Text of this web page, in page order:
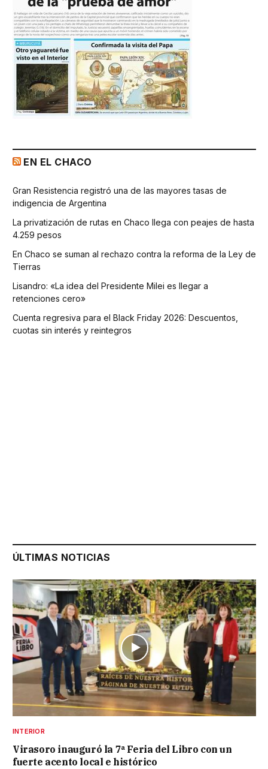
EN EL CHACO
Gran Resistencia registró una de las mayores tasas de
indigencia de Argentina
La privatización de rutas en Chaco llega con peajes de hasta
4.259 pesos
En Chaco se suman al rechazo contra la reforma de la Ley de
Tierras
Lisandro: «La idea del Presidente Milei es llegar a
retenciones cero»
Cuenta regresiva para el Black Friday 2026: Descuentos,
cuotas sin interés y reintegros
ÚLTIMAS NOTICIAS
INTERIOR
Virasoro inauguró la 7ª Feria del Libro con un
fuerte acento local e histórico